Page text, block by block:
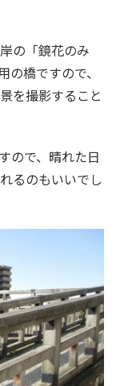
の「鏡花のみ
橋ですので、
を撮影すること
ので、晴れた日
るのもいいでし